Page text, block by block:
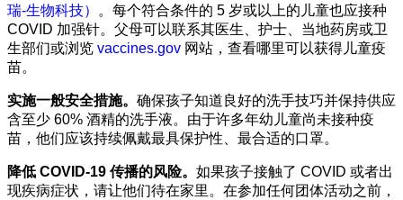
瑞-生物科技）
。每个符合条件的 5 岁或以上的儿童也应接种
COVID 加强针。父母可以联系其医生、护士、当地药房或卫
生部们或浏览 vaccines.gov 网站，查看哪里可以获得儿童疫
苗。
实施一般安全措施。 确保孩子知道良好的洗手技巧并保持供应
含至少 60% 酒精的洗手液。由于许多年幼儿童尚未接种疫
苗，他们应该持续佩戴最具保护性、最合适的口罩。
降低 COVID-19 传播的风险。 如果孩子接触了 COVID 或者出
现疾病症状，请让他们待在家里。在参加任何团体活动之前，